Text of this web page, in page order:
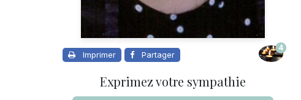
Imprimer Partager
4
Exprimez votre sympathie